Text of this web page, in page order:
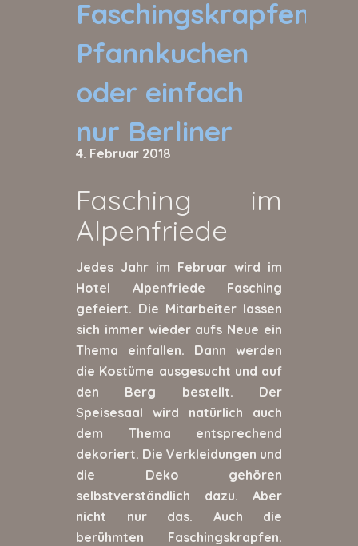
Faschingskrapfen,
Pfannkuchen
oder einfach
nur Berliner
4. Februar 2018
Fasching im
Alpenfriede
Jedes Jahr im Februar wird im
Hotel Alpenfriede Fasching
gefeiert. Die Mitarbeiter lassen
sich immer wieder aufs Neue ein
Thema einfallen. Dann werden
die Kostüme ausgesucht und auf
den Berg bestellt. Der
Speisesaal wird natürlich auch
dem Thema entsprechend
dekoriert. Die Verkleidungen und
die Deko gehören
selbstverständlich dazu. Aber
nicht nur das. Auch die
berühmten Faschingskrapfen.